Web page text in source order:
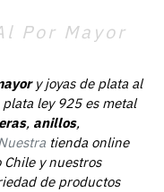
Por Mayor
y joyas de plata al
ley 925 es metal
, anillos,
tienda online
Chile y nuestros
de productos